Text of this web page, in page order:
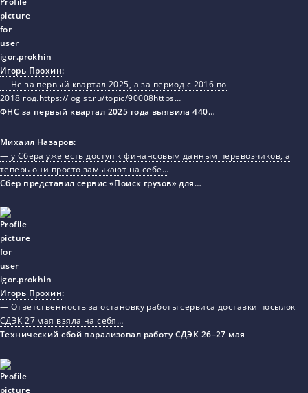
Игорь Прохин:
— Не за первый квартал 2025, а за период с 2016 по
2018 год.https://logist.ru/topic/90008https…
ФНС за первый квартал 2025 года выявила 440…
Михаил Назаров:
— у Сбера уже есть доступ к финансовым данным перевозчиков, а
теперь они просто замыкают на себе…
Сбер представил сервис «Поиск грузов» для…
Игорь Прохин:
— Ответственность за остановку работы сервиса доставки посылок
СДЭК 27 мая взяла на себя…
Технический сбой парализовал работу СДЭК 26–27 мая